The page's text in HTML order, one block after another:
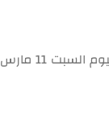
فاز صن داونز علي نظيره الأهلي المصري بخماسية مقابل هدفين في مباراة جمعت الفريقين اليوم السبت 11 مارس